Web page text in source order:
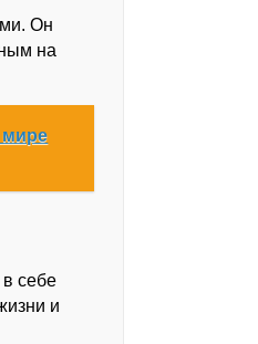
Он
на
мире
себе
и